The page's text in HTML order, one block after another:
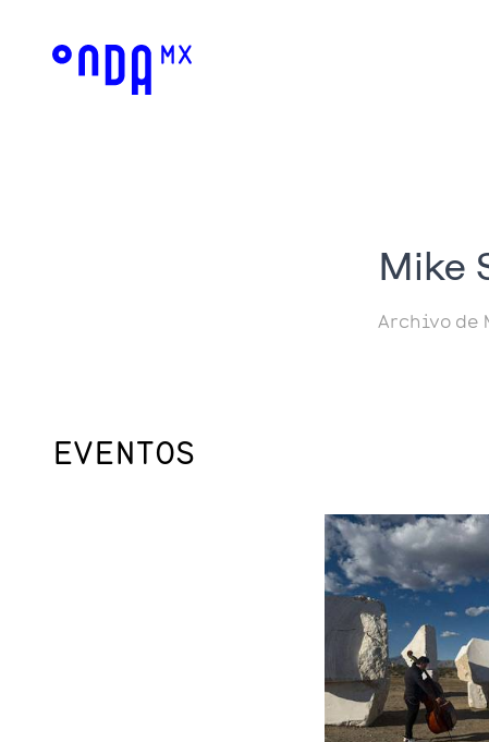
Mike
Archivo de
EVENTOS